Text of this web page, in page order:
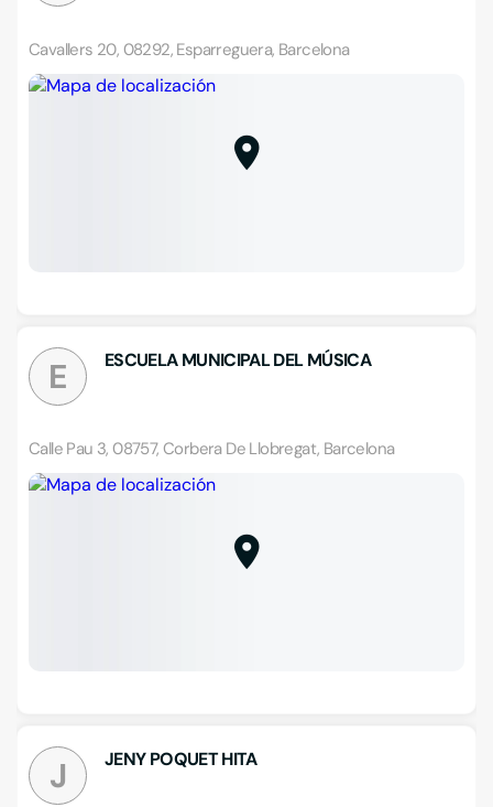
Cavallers 20, 08292, Esparreguera, Barcelona
E ESCUELA MUNICIPAL DEL MÚSICA
Calle Pau 3, 08757, Corbera De Llobregat, Barcelona
J JENY POQUET HITA